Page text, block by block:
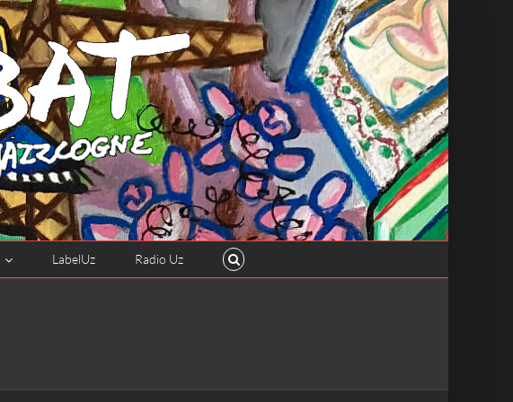
LabelUz Radio Uz